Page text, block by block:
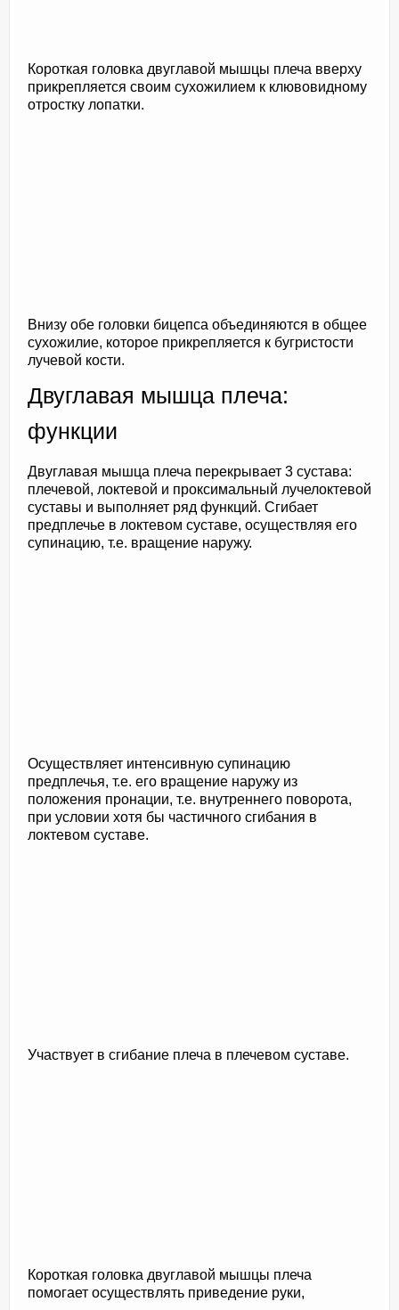
Короткая головка двуглавой мышцы плеча вверху
прикрепляется своим сухожилием к клювовидному
отростку лопатки.
Внизу обе головки бицепса объединяются в общее
сухожилие, которое прикрепляется к бугристости
лучевой кости.
Двуглавая мышца плеча:
функции
Двуглавая мышца плеча перекрывает 3 сустава:
плечевой, локтевой и проксимальный лучелоктевой
суставы и выполняет ряд функций. Сгибает
предплечье в локтевом суставе, осуществляя его
супинацию, т.е. вращение наружу.
Осуществляет интенсивную супинацию
предплечья, т.е. его вращение наружу из
положения пронации, т.е. внутреннего поворота,
при условии хотя бы частичного сгибания в
локтевом суставе.
Участвует в сгибание плеча в плечевом суставе.
Короткая головка двуглавой мышцы плеча
помогает осуществлять приведение руки,